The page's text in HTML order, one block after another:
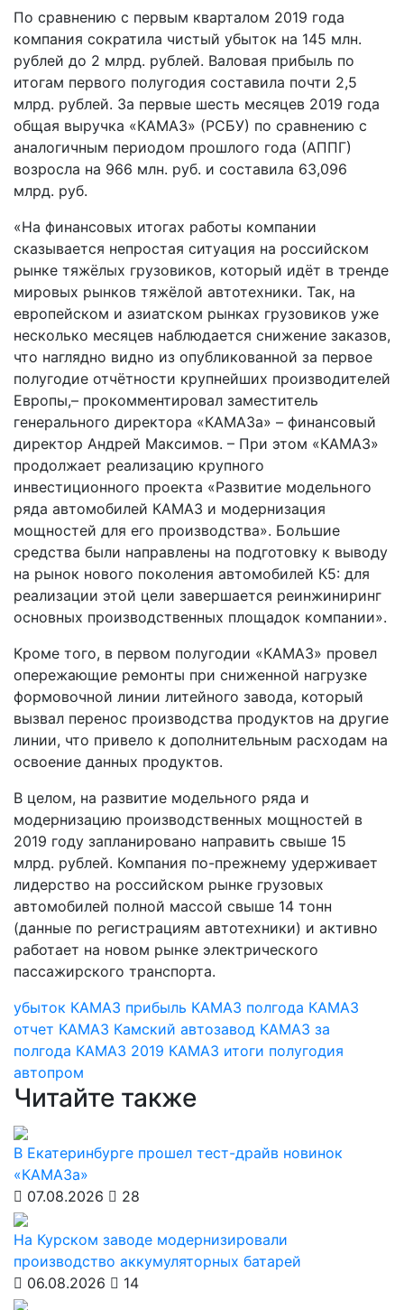
По сравнению с первым кварталом 2019 года
компания сократила чистый убыток на 145 млн.
рублей до 2 млрд. рублей. Валовая прибыль по
итогам первого полугодия составила почти 2,5
млрд. рублей. За первые шесть месяцев 2019 года
общая выручка «КАМАЗ» (РСБУ) по сравнению с
аналогичным периодом прошлого года (АППГ)
возросла на 966 млн. руб. и составила 63,096
млрд. руб.
«На финансовых итогах работы компании
сказывается непростая ситуация на российском
рынке тяжёлых грузовиков, который идёт в тренде
мировых рынков тяжёлой автотехники. Так, на
европейском и азиатском рынках грузовиков уже
несколько месяцев наблюдается снижение заказов,
что наглядно видно из опубликованной за первое
полугодие отчётности крупнейших производителей
Европы,– прокомментировал заместитель
генерального директора «КАМАЗа» – финансовый
директор Андрей Максимов. – При этом «КАМАЗ»
продолжает реализацию крупного
инвестиционного проекта «Развитие модельного
ряда автомобилей КАМАЗ и модернизация
мощностей для его производства». Большие
средства были направлены на подготовку к выводу
на рынок нового поколения автомобилей К5: для
реализации этой цели завершается реинжиниринг
основных производственных площадок компании».
Кроме того, в первом полугодии «КАМАЗ» провел
опережающие ремонты при сниженной нагрузке
формовочной линии литейного завода, который
вызвал перенос производства продуктов на другие
линии, что привело к дополнительным расходам на
освоение данных продуктов.
В целом, на развитие модельного ряда и
модернизацию производственных мощностей в
2019 году запланировано направить свыше 15
млрд. рублей. Компания по-прежнему удерживает
лидерство на российском рынке грузовых
автомобилей полной массой свыше 14 тонн
(данные по регистрациям автотехники) и активно
работает на новом рынке электрического
пассажирского транспорта.
убыток КАМАЗ прибыль КАМАЗ полгода КАМАЗ
отчет КАМАЗ Камский автозавод КАМАЗ за
полгода КАМАЗ 2019 КАМАЗ итоги полугодия
автопром
Читайте также
В Екатеринбурге прошел тест-драйв новинок
«КАМАЗа»
07.08.2026
28
На Курском заводе модернизировали
производство аккумуляторных батарей
06.08.2026
14